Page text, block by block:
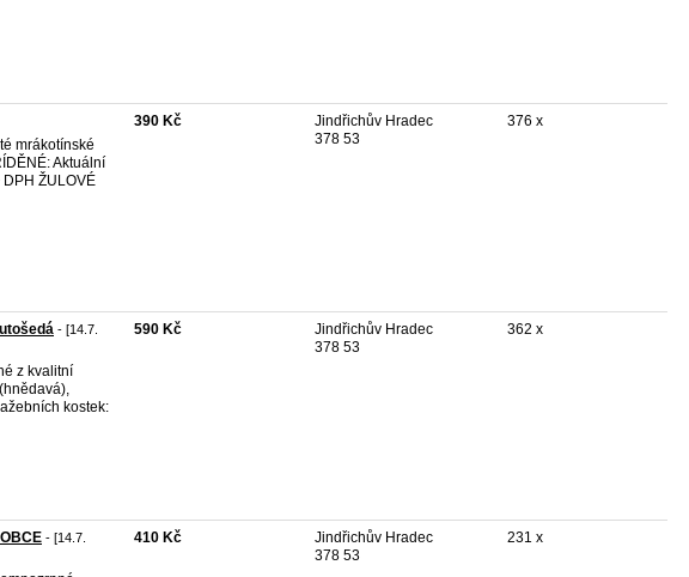
mrákotínské
Aktuální
ŽULOVÉ
390 Kč
Jindřichův Hradec
378 53
376 x
- [14.7.
z kvalitní
kostek:
590 Kč
Jindřichův Hradec
378 53
362 x
- [14.7.
410 Kč
Jindřichův Hradec
378 53
231 x